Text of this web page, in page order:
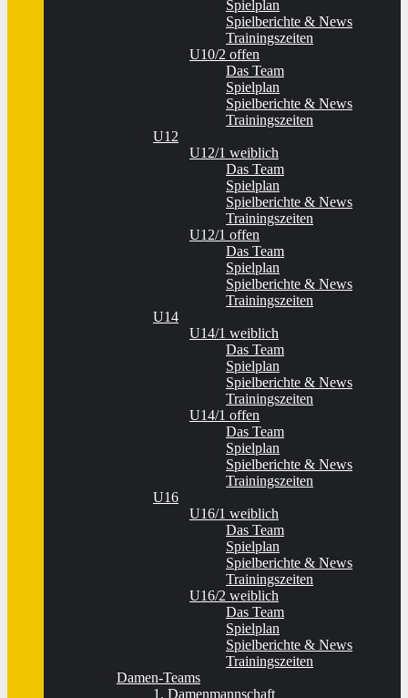
Spielplan
Spielberichte & News
Trainingszeiten
U10/2 offen
Das Team
Spielplan
Spielberichte & News
Trainingszeiten
U12
U12/1 weiblich
Das Team
Spielplan
Spielberichte & News
Trainingszeiten
U12/1 offen
Das Team
Spielplan
Spielberichte & News
Trainingszeiten
U14
U14/1 weiblich
Das Team
Spielplan
Spielberichte & News
Trainingszeiten
U14/1 offen
Das Team
Spielplan
Spielberichte & News
Trainingszeiten
U16
U16/1 weiblich
Das Team
Spielplan
Spielberichte & News
Trainingszeiten
U16/2 weiblich
Das Team
Spielplan
Spielberichte & News
Trainingszeiten
Damen-Teams
1. Damenmannschaft